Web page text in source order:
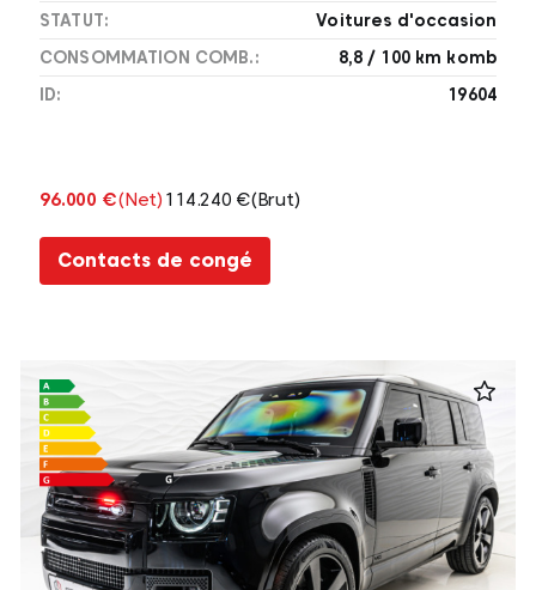
STATUT:
Voitures d'occasion
CONSOMMATION COMB.:
8,8 / 100 km komb
ID:
19604
96.000 €(Net) 114.240 €(Brut)
Contacts de congé